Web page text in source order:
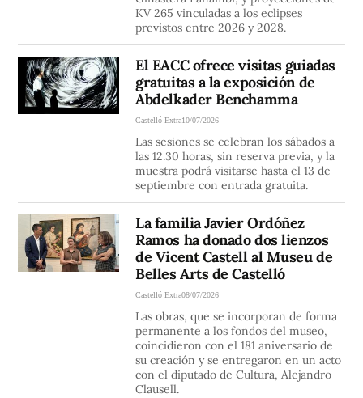
KV 265 vinculadas a los eclipses
previstos entre 2026 y 2028.
El EACC ofrece visitas guiadas
gratuitas a la exposición de
Abdelkader Benchamma
Castelló Extra10/07/2026
Las sesiones se celebran los sábados a
las 12.30 horas, sin reserva previa, y la
muestra podrá visitarse hasta el 13 de
septiembre con entrada gratuita.
La familia Javier Ordóñez
Ramos ha donado dos lienzos
de Vicent Castell al Museu de
Belles Arts de Castelló
Castelló Extra08/07/2026
Las obras, que se incorporan de forma
permanente a los fondos del museo,
coincidieron con el 181 aniversario de
su creación y se entregaron en un acto
con el diputado de Cultura, Alejandro
Clausell.